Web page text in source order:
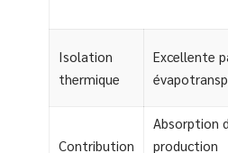
Isolation
thermique
Excellente
Contribution
Absorption
production